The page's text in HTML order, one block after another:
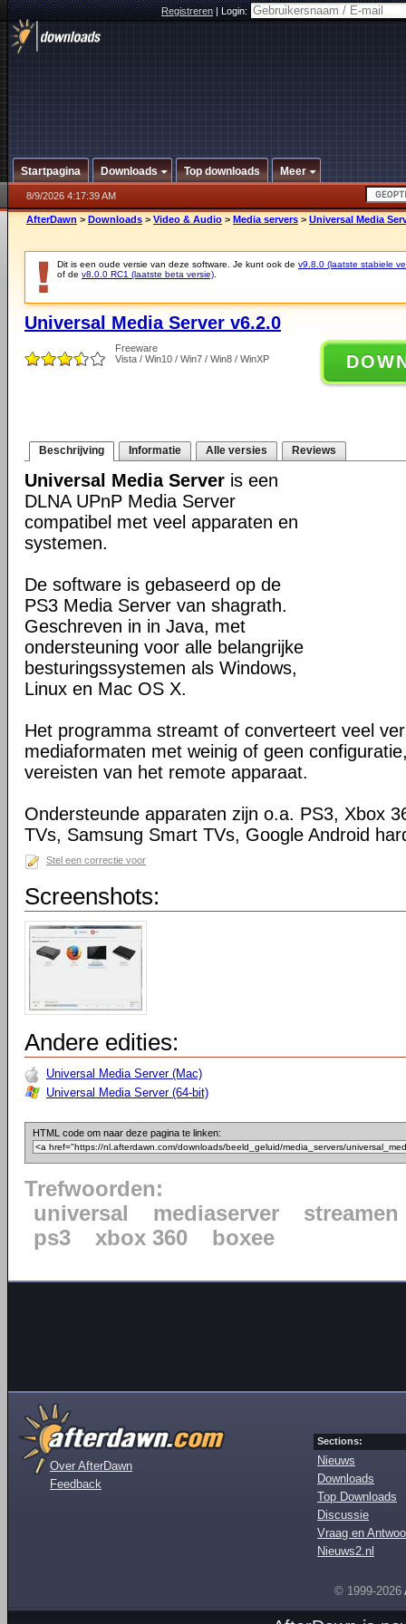
Registreren|Login:
Startpagina Downloads Top downloads Meer
8/9/2026 4:17:39 AM
AfterDawn > Downloads > Video & Audio > Media servers > Universal Media
Dit is een oude versie van deze software. Je kunt ook de v9.8.0 (laatste stabiele
of de v8.0.0 RC1 (laatste beta versie)
Universal Media Server v6.2.0
Freeware
Vista / Win10 / Win7 / Win8 / WinXP
Beschrijving Informatie Alle versies Reviews
Universal Media Server is een
DLNA UPnP Media Server
compatibel met veel apparaten en
systemen.
De software is gebaseerd op de
PS3 Media Server van shagrath.
Geschreven in in Java, met
ondersteuning voor alle belangrijke
besturingssystemen als Windows,
Linux en Mac OS X.
Het programma streamt of converteert veel
mediaformaten met weinig of geen
vereisten van het remote apparaat.
Ondersteunde apparaten zijn o.a. PS3, Xbox
TVs, Samsung Smart TVs, Google Android
Stel een correctie voor
Screenshots:
Andere edities:
Universal Media Server (Mac)
Universal Media Server (64-bit)
HTML code om naar deze pagina te linken:
Trefwoorden:
universal
mediaserver
streamen
ps3
xbox 360 boxee
Over AfterDawn
Feedback
Sections:
Nieuws
Downloads
Top Downloads
Discussie
Vraag en
Nieuws2.nl
© 1999-2026